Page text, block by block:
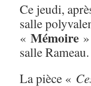
Ce jeudi,
salle
« Mémoire
salle Rameau.
La pièce «